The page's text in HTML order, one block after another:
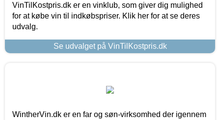
VinTilKostpris.dk er en vinklub, som giver dig mulighed
for at købe vin til indkøbspriser. Klik her for at se deres
udvalg.
Se udvalget på VinTilKostpris.dk
WintherVin.dk er en far og søn-virksomhed der igennem